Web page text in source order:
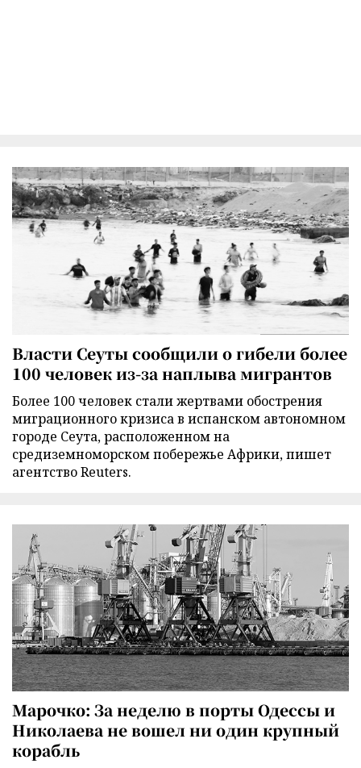
Власти Сеуты сообщили о гибели более
100 человек из-за наплыва мигрантов
Более 100 человек стали жертвами обострения
миграционного кризиса в испанском автономном
городе Сеута, расположенном на
средиземноморском побережье Африки, пишет
агентство Reuters.
Марочко: За неделю в порты Одессы и
Николаева не вошел ни один крупный
корабль